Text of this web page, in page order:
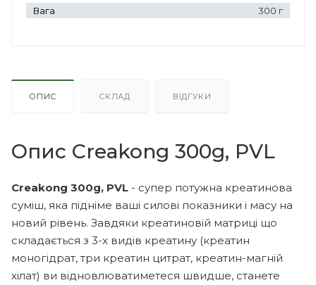
Вага
300 г
ОПИС СКЛАД ВІДГУКИ
Опис Creakong 300g, PVL
Creakong 300g, PVL - супер потужна креатинова
суміш, яка підніме ваші силові показники і масу на
новий рівень. Завдяки креатиновій матриці що
складається з 3-х видів креатину (креатин
моногідрат, три креатин цитрат, креатин-магній
хілат) ви відновлюватиметеся швидше, станете